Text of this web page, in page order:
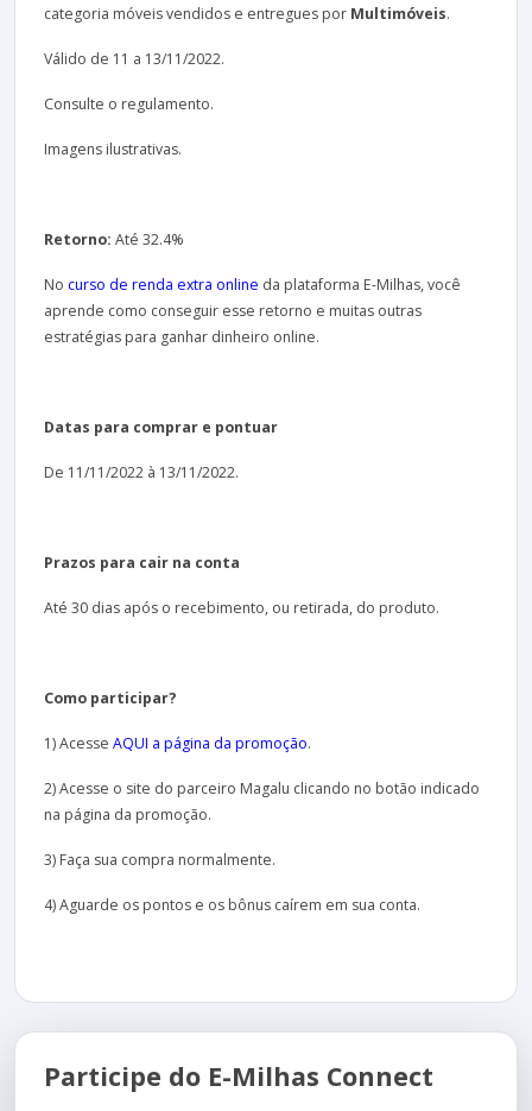
categoria móveis vendidos e entregues por Multimóveis.
Válido de 11 a 13/11/2022.
Consulte o regulamento.
Imagens ilustrativas.
Retorno: Até 32.4%
No curso de renda extra online da plataforma E-Milhas, você
aprende como conseguir esse retorno e muitas outras
estratégias para ganhar dinheiro online.
Datas para comprar e pontuar
De 11/11/2022 à 13/11/2022.
Prazos para cair na conta
Até 30 dias após o recebimento, ou retirada, do produto.
Como participar?
1) Acesse AQUI a página da promoção.
2) Acesse o site do parceiro Magalu clicando no botão indicado
na página da promoção.
3) Faça sua compra normalmente.
4) Aguarde os pontos e os bônus caírem em sua conta.
Participe do E-Milhas Connect